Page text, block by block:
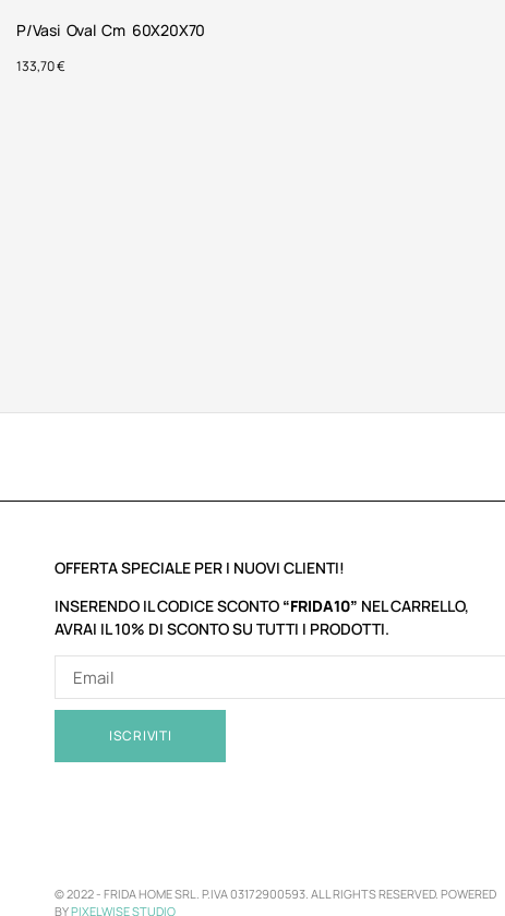
P/Vasi Oval Cm 60X20X70
133,70€
OFFERTA SPECIALE PER I NUOVI CLIENTI!
INSERENDO IL CODICE SCONTO “FRIDA10” NEL CARRELLO,
AVRAI IL 10% DI SCONTO SU TUTTI I PRODOTTI.
ISCRIVITI
© 2022 - FRIDA HOME SRL. P.IVA 03172900593. ALL RIGHTS RESERVED. POWERED
BYPIXELWISE STUDIO